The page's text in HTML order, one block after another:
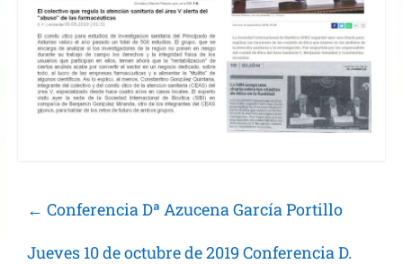
← Conferencia Dª Azucena García Portillo
Jueves 10 de octubre de 2019 Conferencia D.